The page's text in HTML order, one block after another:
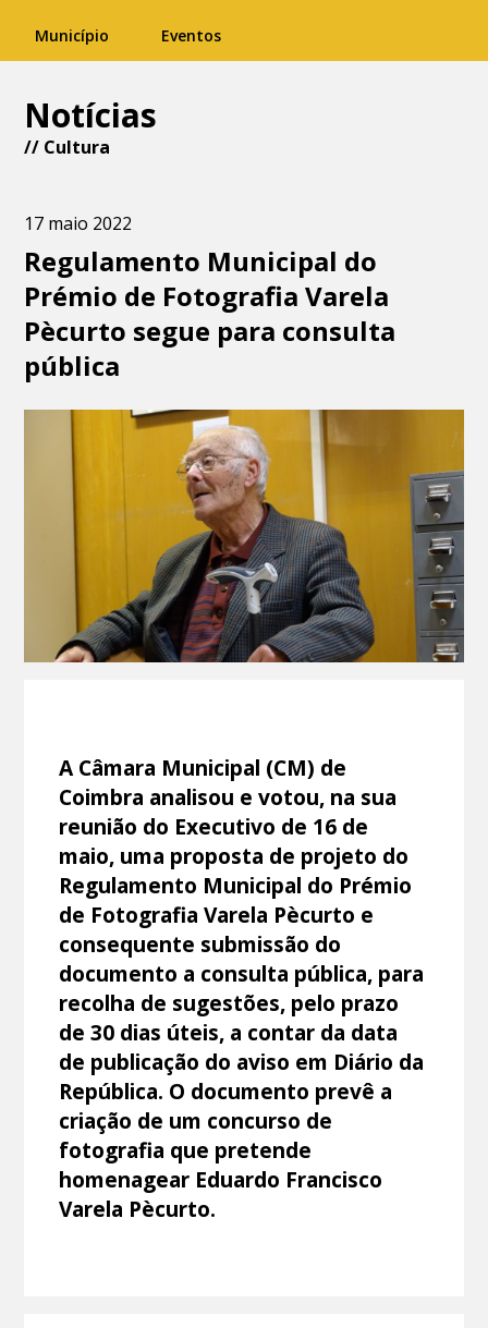
Município Eventos
Notícias
// Cultura
17 maio 2022
Regulamento Municipal do
Prémio de Fotografia Varela
Pècurto segue para consulta
pública
A Câmara Municipal (CM) de
Coimbra analisou e votou, na sua
reunião do Executivo de 16 de
maio, uma proposta de projeto do
Regulamento Municipal do Prémio
de Fotografia Varela Pècurto e
consequente submissão do
documento a consulta pública, para
recolha de sugestões, pelo prazo
de 30 dias úteis, a contar da data
de publicação do aviso em Diário da
República. O documento prevê a
criação de um concurso de
fotografia que pretende
homenagear Eduardo Francisco
Varela Pècurto.